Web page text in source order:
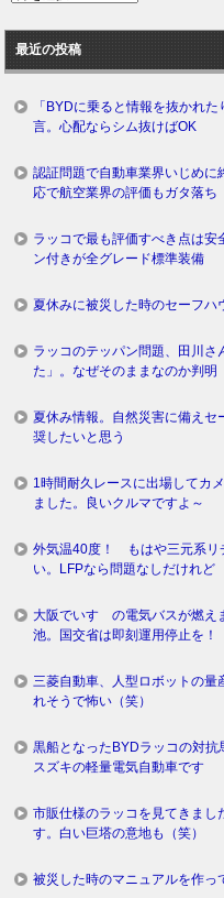
ロ
グ
最近の投稿
「BYDに乗ると情報を抜かれ
言。心配ならシム抜けばOK
認証問題で自動車業界いじめ
応で航空業界の評価もガタ落ち
ラッコで最も評価すべき点は
ン付きが全グレード標準装備
夏休みに被災した時のセーフハ
ラッコのテッパン問題、田川さ
た」。なぜそのままなのか判明
夏休み情報。自然災害に備え
奨したいと思う
1時間耐久レースに出場してカ
ました。良いクルマですよ～
外気温40度！ もはや三元系リ
い。LFPなら問題なしだけれど
大阪でいすゞの電気バスが燃
池。国交省は即刻運用停止を！
三菱自動車、人型ロボットの
れそうで怖い（笑）
黒船となったBYDラッコの対抗
スズキの軽量電気自動車です
市販仕様のラッコを見てきまし
す。白い巨塔の意地も（笑）
被災した時のマニュアルを作っ